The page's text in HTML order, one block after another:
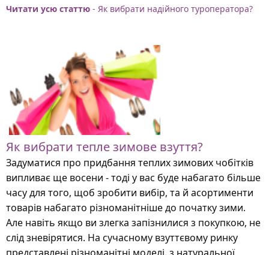
Читати усю статтю - Як вибрати надійного туроператора?
Як вибрати тепле зимове взуття?
Задуматися про придбання теплих зимових чобітків
випливає ще восени - тоді у вас буде набагато більше
часу для того, щоб зробити вибір, та й асортименти
товарів набагато різноманітніше до початку зими.
Але навіть якщо ви злегка запізнилися з покупкою, не
слід зневірятися. На сучасному взуттєвому ринку
представлені різноманітні моделі, з натуральної